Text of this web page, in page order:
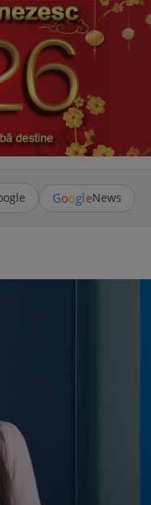
GoogleNews